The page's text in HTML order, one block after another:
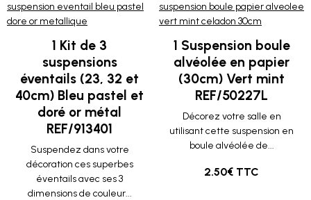
1 Kit de 3
suspensions
éventails (23, 32 et
40cm) Bleu pastel et
doré or métal
REF/913401
Suspendez dans votre
décoration ces superbes
éventails avec ses 3
dimensions de couleur...
1 Suspension boule
alvéolée en papier
(30cm) Vert mint
REF/50227L
Décorez votre salle en
utilisant cette suspension en
boule alvéolée de...
2.50€ TTC